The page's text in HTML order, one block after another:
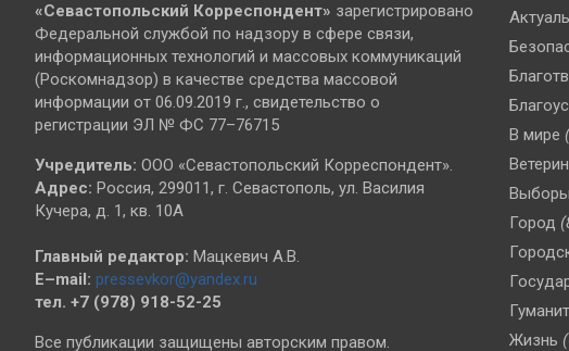
«Севастопольский Корреспондент» зарегистрировано
Федеральной службой по надзору в сфере связи,
информационных технологий и массовых коммуникаций
(Роскомнадзор) в качестве средства массовой
информации от 06.09.2019 г., свидетельство о
регистрации ЭЛ № ФС 77–76715
Учредитель: ООО «Севастопольский Корреспондент».
Адрес: Россия, 299011, г. Севастополь, ул. Василия
Кучера, д. 1, кв. 10А
Главный редактор: Мацкевич А.В.
E–mail: pressevkor@yandex.ru
тел. +7 (978) 918-52-25
Все публикации защищены авторским правом.
В мире
Город
Жизнь